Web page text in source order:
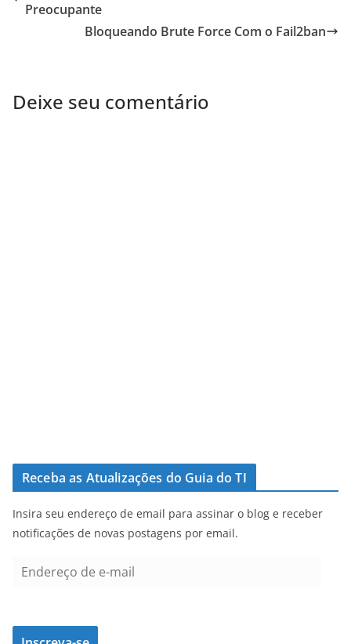
Preocupante
Bloqueando Brute Force Com o Fail2ban
Deixe seu comentário
Receba as Atualizações do Guia do TI
Insira seu endereço de email para assinar o blog e receber
notificações de novas postagens por email.
e